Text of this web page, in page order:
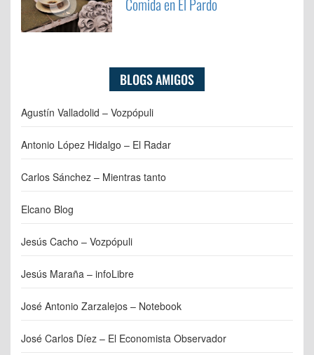
BLOGS AMIGOS
Agustín Valladolid – Vozpópuli
Antonio López Hidalgo – El Radar
Carlos Sánchez – Mientras tanto
Elcano Blog
Jesús Cacho – Vozpópuli
Jesús Maraña – infoLibre
José Antonio Zarzalejos – Notebook
José Carlos Díez – El Economista Observador